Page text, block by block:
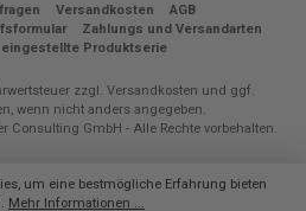
Versandkosten
AGB
Zahlungs und Versandarten
eingestellte Produktserie
zzgl. Versandkosten und ggf.
wenn nicht anders angegeben.
Consulting GmbH - Alle Rechte vorbehalten.
um eine bestmögliche Erfahrung bieten
Mehr Informationen ...